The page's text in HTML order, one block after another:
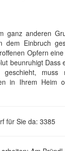
ganz anderen
Einbruch
Opfern
beunruhigt
in Ihrem Heim
für Sie da: 3385